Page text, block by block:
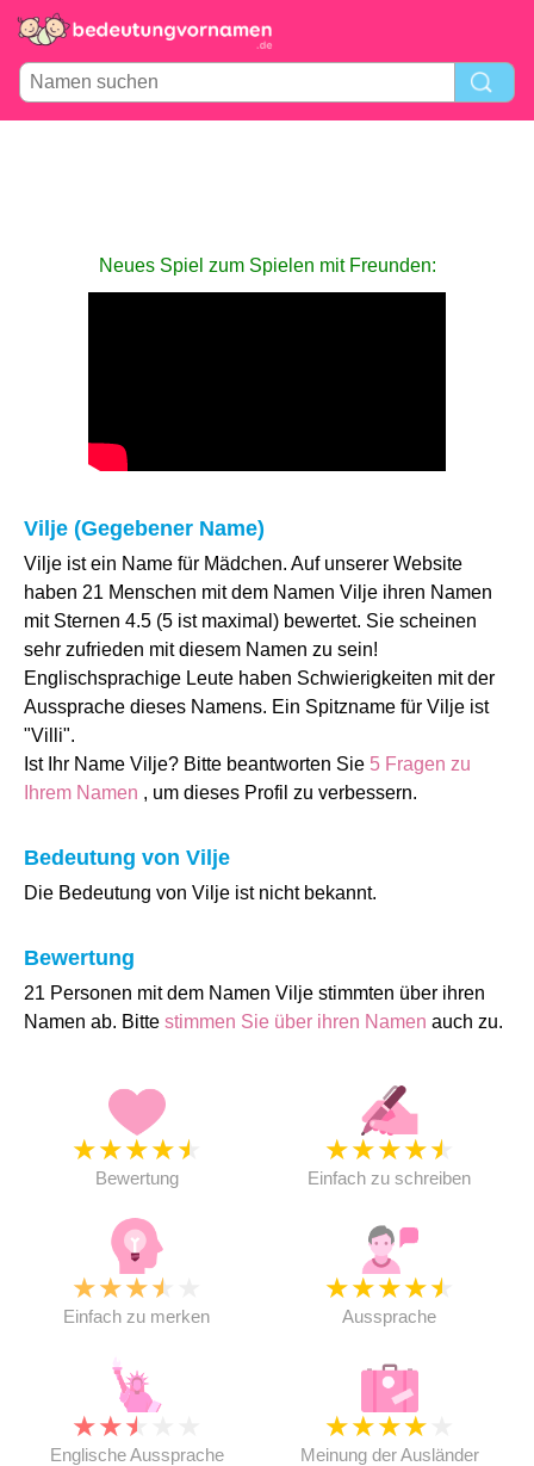
Neues Spiel zum Spielen mit Freunden:
Vilje (Gegebener Name)
Vilje ist ein Name für Mädchen. Auf unserer Website
haben 21 Menschen mit dem Namen Vilje ihren Namen
mit Sternen 4.5 (5 ist maximal) bewertet. Sie scheinen
sehr zufrieden mit diesem Namen zu sein!
Englischsprachige Leute haben Schwierigkeiten mit der
Aussprache dieses Namens. Ein Spitzname für Vilje ist
"Villi".
Ist Ihr Name Vilje? Bitte beantworten Sie 5 Fragen zu
Ihrem Namen , um dieses Profil zu verbessern.
Bedeutung von Vilje
Die Bedeutung von Vilje ist nicht bekannt.
Bewertung
21 Personen mit dem Namen Vilje stimmten über ihren
Namen ab. Bitte stimmen Sie über ihren Namen auch zu.
★★★★★
Bewertung
★★★★★
Einfach zu schreiben
★★★★
Einfach zu merken
★★★★★
Aussprache
★★★
Englische Aussprache
★★★★
Meinung der Ausländer